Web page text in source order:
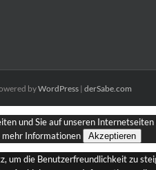
byWordPress | derSabe.com
und Sie auf unseren
mehr Informationen Akzeptieren
um die Benutzerfreundlichkeit zu